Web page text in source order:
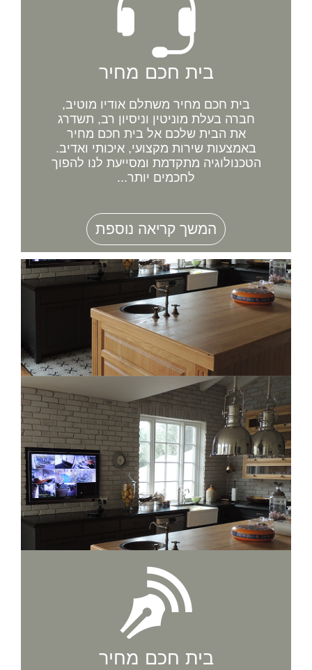
בית חכם מחיר
בית חכם מחיר משתלם אודיו מוטיב,
חברה בעלת מוניטין וניסיון רב, תשדרג
את הבית שלכם אל בית חכם מחיר
באמצעות שירות מקצועי, איכותי ואדיב.
הטכנולוגיה מתקדמת ומסייעת לנו להפוך
לחכמים יותר...
המשך קריאה נוספת
בית חכם מחיר